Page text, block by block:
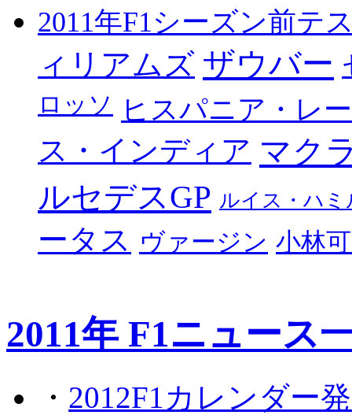
2011年F1シーズン前テ
ィリアムズ ザウバー
ロッソ ヒスパニア・レ
ス・インディア マク
ルセデスGP ルイス・ハミ
ータス ヴァージン 小林
2011年 F1ニュース
・ 2012F1カレンダー